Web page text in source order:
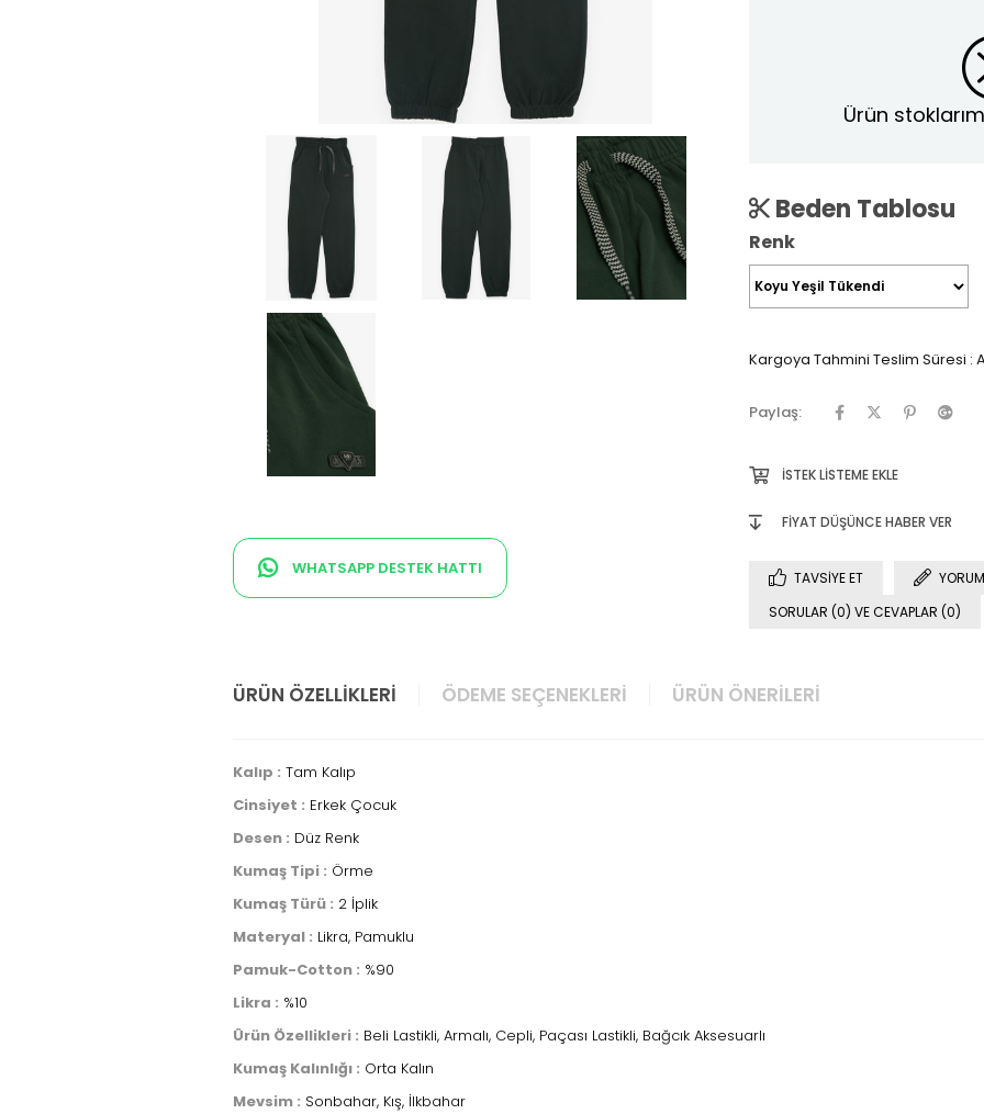
WHATSAPP DESTEK HATTI
Ürün
Beden Tablosu
Renk
Kargoya Tahmini Teslim Süresi :
Paylaş:
İSTEK LISTEME EKLE
FIYAT DÜŞÜNCE HABER VER
TAVSIYE ET
SORULAR (0) VE CEVAPLAR (0)
ÜRÜN ÖZELLIKLERI ÖDEME SEÇENEKLERI ÜRÜN ÖNERILERI
Kalıp : Tam Kalıp
Cinsiyet : Erkek Çocuk
Desen : Düz Renk
Kumaş Tipi : Örme
Kumaş Türü : 2 İplik
Materyal : Likra, Pamuklu
Pamuk-Cotton : %90
Likra : %10
Ürün Özellikleri : Beli Lastikli, Armalı, Cepli, Paçası Lastikli, Bağcık Aksesuarlı
Kumaş Kalınlığı : Orta Kalın
Mevsim : Sonbahar, Kış, İlkbahar